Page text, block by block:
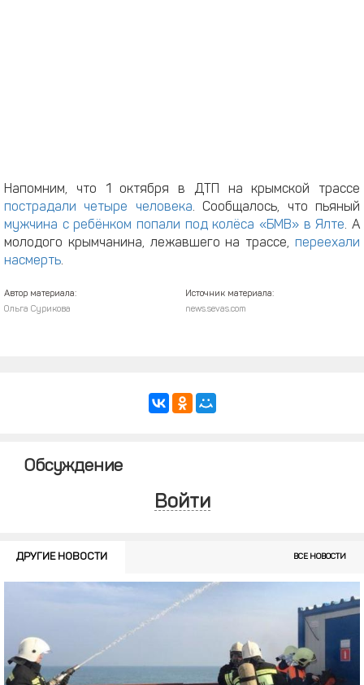
Напомним, что 1 октября в ДТП на крымской трассе
пострадали четыре человека. Сообщалось, что пьяный
мужчина с ребёнком попали под колёса «БМВ» в Ялте. А
молодого крымчанина, лежавшего на трассе, переехали
насмерть.
Автор материала:
Ольга Сурикова
Источник материала:
news.sevas.com
Обсуждение
Войти
ДРУГИЕ НОВОСТИ ВСЕ НОВОСТИ